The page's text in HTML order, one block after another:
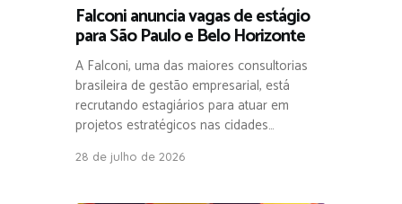
Falconi anuncia vagas de estágio
para São Paulo e Belo Horizonte
A Falconi, uma das maiores consultorias
brasileira de gestão empresarial, está
recrutando estagiários para atuar em
projetos estratégicos nas cidades…
28 de julho de 2026